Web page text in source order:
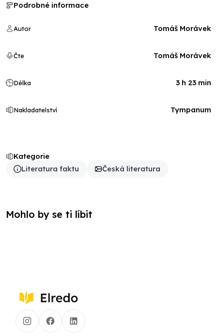
Kategorie
Literatura faktu
Česká literatura
Podrobné informace
Autor Tomáš Morávek
Čte Tomáš Morávek
Délka 3 h 23 min
Nakladatelství Tympanum
Mohlo by se ti líbit